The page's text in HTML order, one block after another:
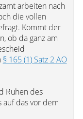
arbeiten nach
die vollen
Kommt der
ob da ganz am
§ 165 (1) Satz 2 AO
Ruhen des
das vor dem